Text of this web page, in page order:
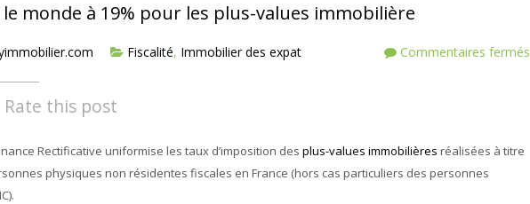
monde à 19% pour les plus-values immobilière
Fiscalité, Immobilier des expat Commentaires fermés
Rate this post
Rectificative uniformise les taux d’imposition des plus-values immobilières réalisées à titre
physiques non résidentes fiscales en France (hors cas particuliers des personnes